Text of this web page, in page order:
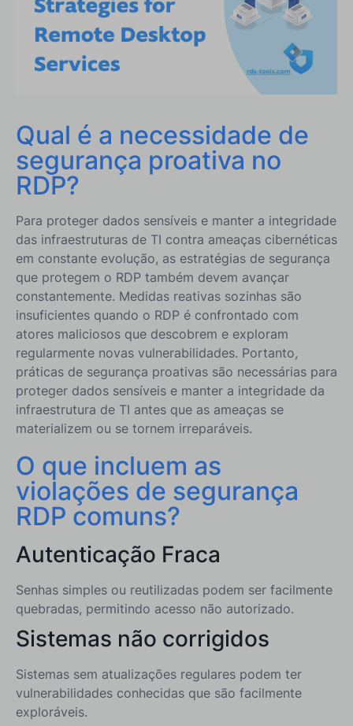
Como você pode configurar um ambiente de
segurança proativa para Remote Desktop?
Como Pode Proteger o Desktop Remoto?
Como Pode Manter a Segurança ao Longo do
Conclusão
Qual é a necessidade de
segurança proativa no
RDP?
Para proteger dados sensíveis e manter a integridade
das infraestruturas de TI contra ameaças cibernéticas
em constante evolução, as estratégias de segurança
que protegem o RDP também devem avançar
constantemente. Medidas reativas sozinhas são
insuficientes quando o RDP é confrontado com
atores maliciosos que descobrem e exploram
regularmente novas vulnerabilidades. Portanto,
práticas de segurança proativas são necessárias para
proteger dados sensíveis e manter a integridade da
infraestrutura de TI antes que as ameaças se
materializem ou se tornem irreparáveis.
O que incluem as
violações de segurança
RDP comuns?
Autenticação Fraca
Senhas simples ou reutilizadas podem ser facilmente
quebradas, permitindo acesso não autorizado.
Sistemas não corrigidos
Sistemas sem atualizações regulares podem ter
vulnerabilidades conhecidas que são facilmente
exploráveis.